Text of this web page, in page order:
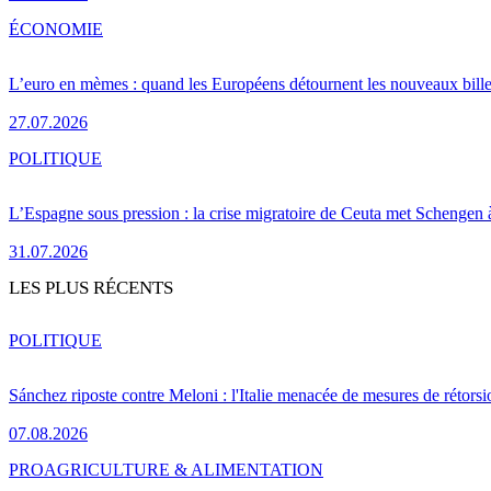
L’euro en mèmes : quand les Européens détournent les nouveaux
27.07.2026
ÉCONOMIE
L’Espagne sous pression : la crise migratoire de Ceuta met Schengen
31.07.2026
POLITIQUE
LES PLUS RÉCENTS
Sánchez riposte contre Meloni : l'Italie menacée de mesures de
07.08.2026
POLITIQUE
PROAGRICULTURE & ALIMENTATION